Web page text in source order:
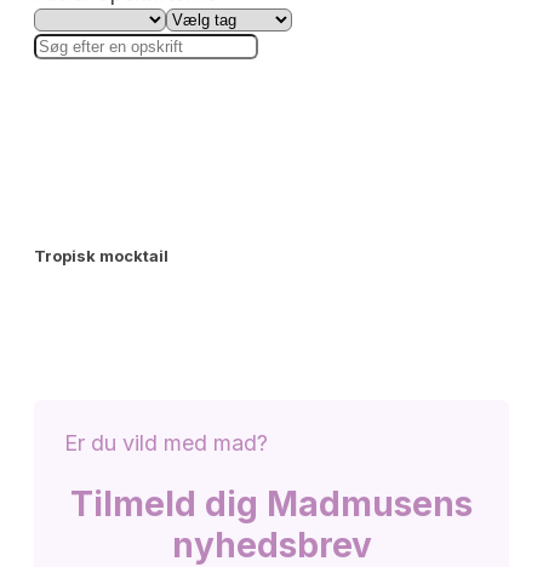
Tropisk mocktail
Er du vild med mad?
Tilmeld dig Madmusens
nyhedsbrev